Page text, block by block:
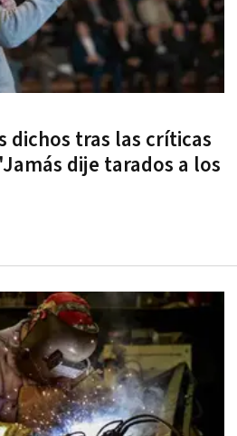
dichos tras las críticas
dije tarados a los